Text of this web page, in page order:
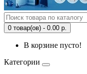
0 товар(ов) - 0.00 р.
В корзине пусто!
Категории